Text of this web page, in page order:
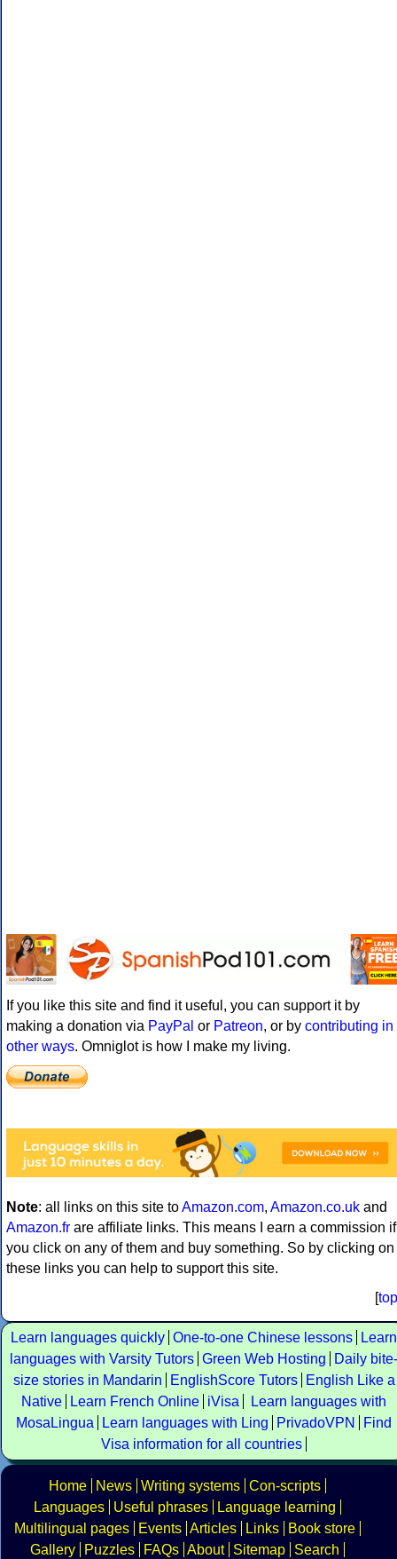
If you like this site and find it useful, you can support it by
making a donation via PayPal or Patreon, or by contributing in
other ways. Omniglot is how I make my living.
Note: all links on this site toAmazon.com, Amazon.co.uk and
Amazon.fr are affiliate links. This means I earn a commission if
you click on any of them and buy something. So by clicking on
these links you can help to support this site.
[top
Learn languages quickly One-to-one Chinese lessons
Learn
languages with Varsity Tutors Green Web Hosting
Daily bite-
size stories in Mandarin
EnglishScore Tutors
English Like a
Native
Learn French Online iVisa
Learn languages with
MosaLingua
Learn languages with Ling PrivadoVPN
Find
Visa information for all countries
Home News Writing systems Con-scripts
Languages
Useful phrases
Language learning
Multilingual pages
Events Articles Links
Book store
Gallery
Puzzles FAQs About Sitemap
Search